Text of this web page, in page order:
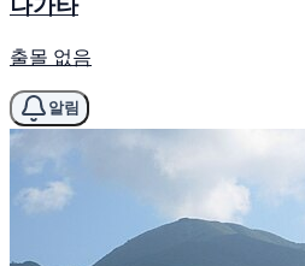
출몰 없음
알림